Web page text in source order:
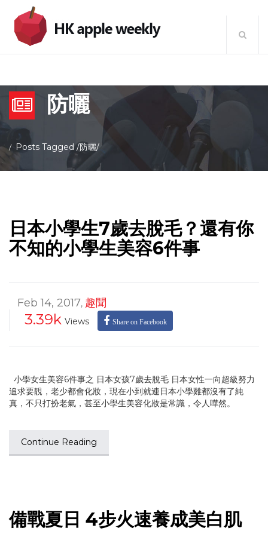
防曬
Posts Tagged/防曬/
日本小學生7歲去脫毛？還有你
不知的小學生美容6件事
Feb 14, 2017, 趣聞
3.39k Views Share on Facebook
小學女生美容6件事之 日本女孩7歲去脫毛 日本女性一向超級努力
追求要靚，老少都會化妝，現在小到就連日本小學雞都沒有了純
真，不只打扮老氣，甚至小學生美容化妝是常識，令人嘩然。
Continue Reading
備戰夏日 4步火速養成美白肌